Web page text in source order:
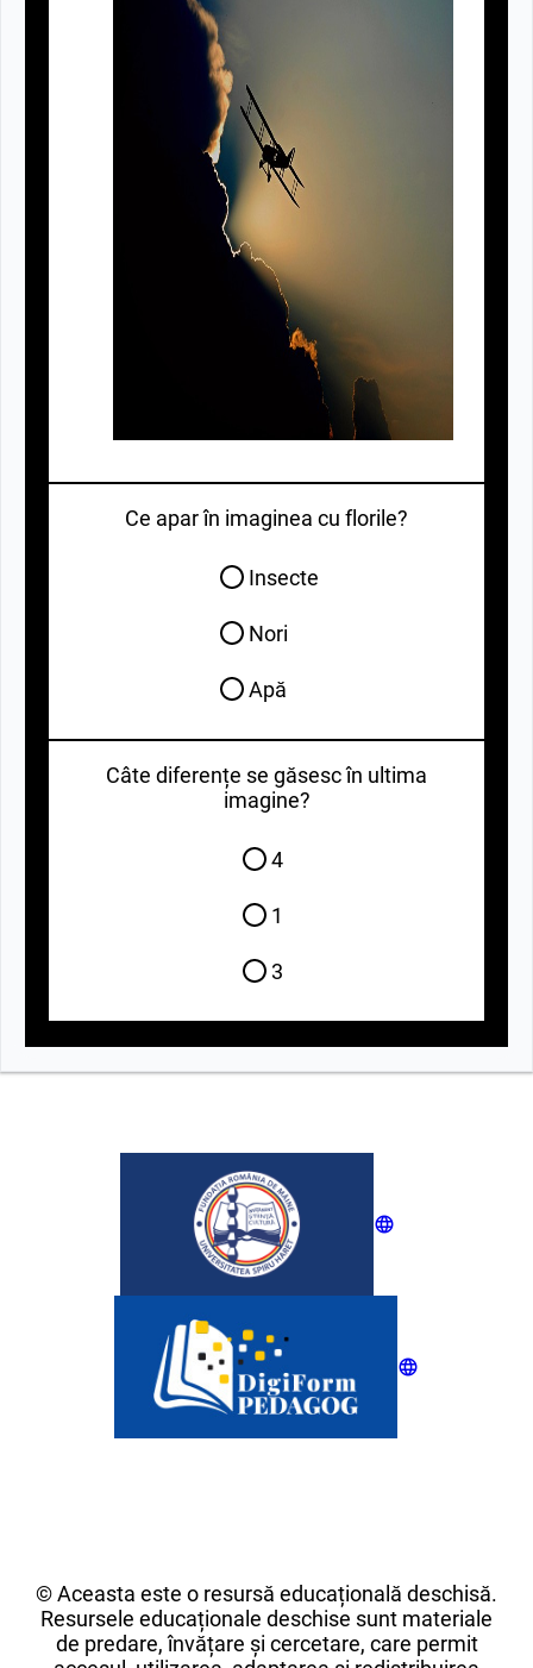
Ce apar în imaginea cu florile?
Insecte
Nori
Apă
Câte diferențe se găsesc în ultima
imagine?
4
1
3
© Aceasta este o resursă educațională deschisă.
Resursele educaționale deschise sunt materiale
de predare, învățare și cercetare, care permit